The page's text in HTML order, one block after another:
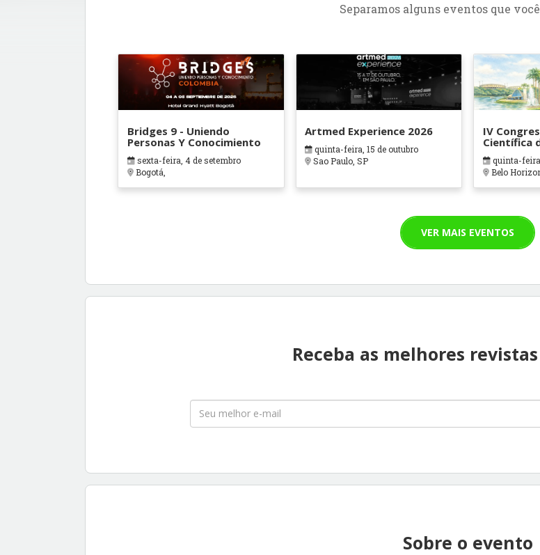
Separamos alguns eventos que
Bridges 9 - Uniendo
Personas Y Conocimiento
sexta-feira, 4 de setembro
Bogotá,
Artmed Experience 2026
quinta-feira, 15 de outubro
Sao Paulo, SP
IV
Científica
Paliativos -
quinta-
Belo
VER MAIS EVENTOS
Receba as melhores
Sobre o evento